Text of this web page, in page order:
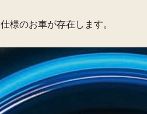
仕様のお車が存在します。